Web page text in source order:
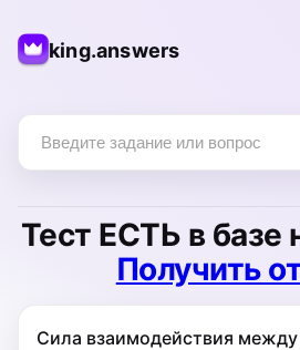
king.answers
Тест ЕСТЬ в базе
Получить
Сила взаимодействия